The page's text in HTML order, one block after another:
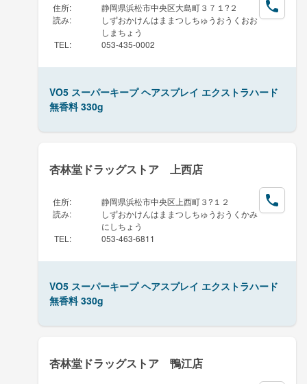
住所:
静岡県浜松市中央区大島町３７１?２
読み:
しずおかけんはままつしちゅうおうくおお
しまちょう
TEL : 053-435-0002
VO5 スーパーキープ ヘアスプレイ エクストラハード
無香料 330g
杏林堂ドラッグストア 上西店
住所:
静岡県浜松市中央区上西町３?１２
読み:
しずおかけんはままつしちゅうおうくかみ
にしちょう
TEL : 053-463-6811
VO5 スーパーキープ ヘアスプレイ エクストラハード
無香料 330g
杏林堂ドラッグストア 鴨江店